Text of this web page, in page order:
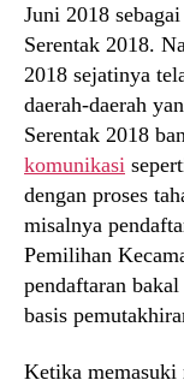
Juni 2018
Serentak 2018.
2018 sejatinya
daerah-daerah
Serentak 2018
komunikasi
dengan proses
misalnya
Pemilihan
pendaftaran
basis
Ketika memasuki